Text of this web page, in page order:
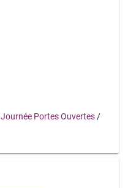
Journée Portes Ouvertes /